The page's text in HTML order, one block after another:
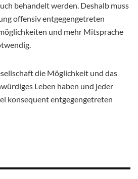
behandelt werden. Deshalb muss
offensiv entgegengetreten
und mehr Mitsprache
die Möglichkeit und das
Leben haben und jeder
konsequent entgegengetreten